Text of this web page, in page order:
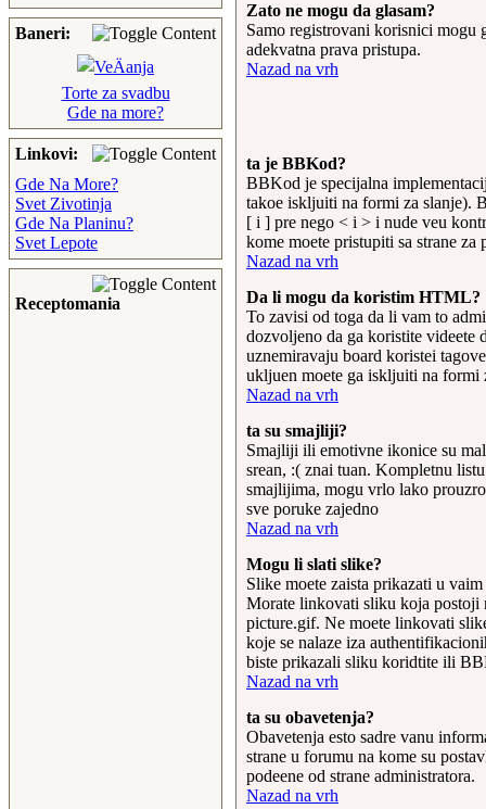
vas
16-Sep-2013 21:02:09
jedan od dana kad su
svi skolarci osisani, ispeglani
okupani... Prvacici veselo
upoznajte nove drugare, svi
ostali podjelite uzinu, i dok
se sve preprica. svi
pozdravite i ...eto zimskog
malo obaveza za
svakog, a sta ste danam
lijepo papali...
01-Sep-2013 14:02:17
ceca:dok se
opet
skola, jesu li u plani torte i
slatkisi za slatki pocetak
Baneri:
Torte za svadbu
Gde na more?
Linkovi:
Gde Na More?
Svet Zivotinja
Gde Na Planinu?
Svet Lepote
Receptomania
Zato ne mogu da glasam?
Samo registrovani korisnici mogu
adekvatna prava pristupa.
Nazad na vrh
ta je BBKod?
BBKod je specijalna
takoe iskljuiti na formi za slanje).
[ i ] pre nego < i > i nude veu
kome moete pristupiti sa strane za
Nazad na vrh
Da li mogu da koristim HTML?
To zavisi od toga da li vam to
dozvoljeno da ga koristite videete
uznemiravaju board koristei
ukljuen moete ga iskljuiti na formi
Nazad na vrh
ta su smajliji?
Smajliji ili emotivne ikonice su
srean, :( znai tuan. Kompletnu
smajlijima, mogu vrlo lako
sve poruke zajedno
Nazad na vrh
Mogu li slati slike?
Slike moete zaista prikazati u
Morate linkovati sliku koja postoji
picture.gif. Ne moete linkovati
koje se nalaze iza
biste prikazali sliku koridtite ili
Nazad na vrh
ta su obavetenja?
Obavetenja esto sadre vanu
strane u forumu na kome su
podeene od strane administratora.
Nazad na vrh